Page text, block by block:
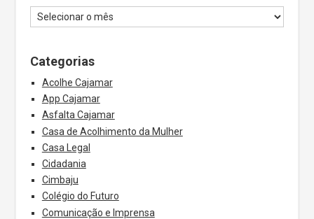
Categorias
Acolhe Cajamar
App Cajamar
Asfalta Cajamar
Casa de Acolhimento da Mulher
Casa Legal
Cidadania
Cimbaju
Colégio do Futuro
Comunicação e Imprensa